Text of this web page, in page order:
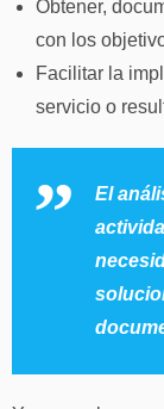
Obtener,
con los
Facilitar la
servicio o
El